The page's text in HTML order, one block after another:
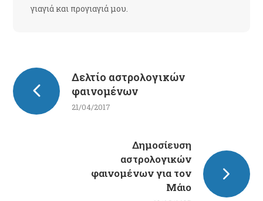
γιαγιά και προγιαγιά μου.
Δελτίο αστρολογικών
φαινομένων
21/04/2017
Δημοσίευση
αστρολογικών
φαινομένων για τον
Μάιο